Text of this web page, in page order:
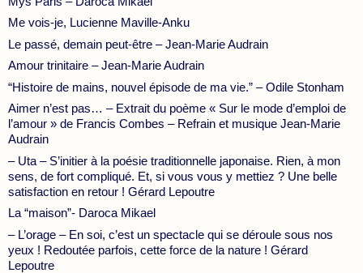
Me vois-je, Lucienne Maville-Anku
Le passé, demain peut-être – Jean-Marie Audrain
Amour trinitaire – Jean-Marie Audrain
“Histoire de mains, nouvel épisode de ma vie.” – Odile Stonham
Aimer n’est pas… – Extrait du poème « Sur le mode d’emploi de
l’amour » de Francis Combes – Refrain et musique Jean-Marie
Audrain
– Uta – S’initier à la poésie traditionnelle japonaise. Rien, à mon
sens, de fort compliqué. Et, si vous vous y mettiez ? Une belle
satisfaction en retour ! Gérard Lepoutre
La “maison”- Daroca Mikael
– L’orage – En soi, c’est un spectacle qui se déroule sous nos
yeux ! Redoutée parfois, cette force de la nature ! Gérard
Lepoutre